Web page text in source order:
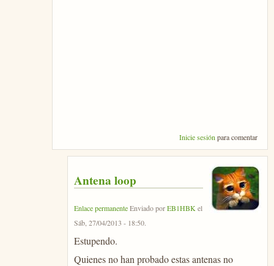
Inicie sesión para comentar
Antena loop
Enlace permanenteEnviado porEB1HBK el
Sáb, 27/04/2013 - 18:50.
Estupendo.
Quienes no han probado estas antenas no